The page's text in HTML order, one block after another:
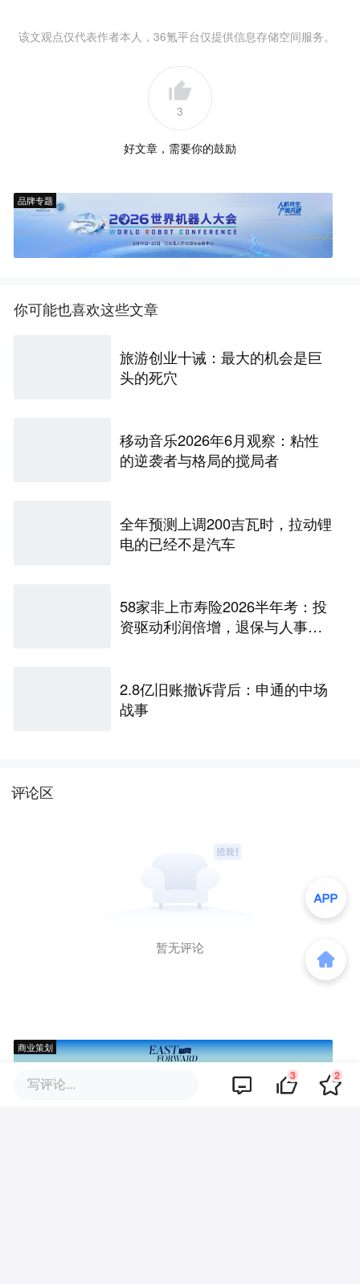
该文观点仅代表作者本人，36氪平台仅提供信息存储空间服务。
3
好文章，需要你的鼓励
品牌专题
你可能也喜欢这些文章
旅游创业十诫：最大的机会是巨
头的死穴
移动音乐2026年6月观察：粘性
的逆袭者与格局的搅局者
全年预测上调200吉瓦时，拉动锂
电的已经不是汽车
58家非上市寿险2026半年考：投
资驱动利润倍增，退保与人事风
2.8亿旧账撤诉背后：申通的中场
战事
评论区
暂无评论
商业策划
写评论... 3 2